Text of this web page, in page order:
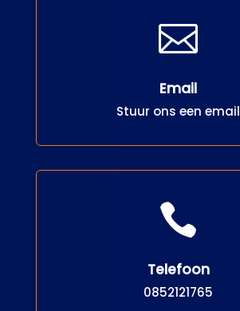

Email
Stuur ons een email

Telefoon
0852121765